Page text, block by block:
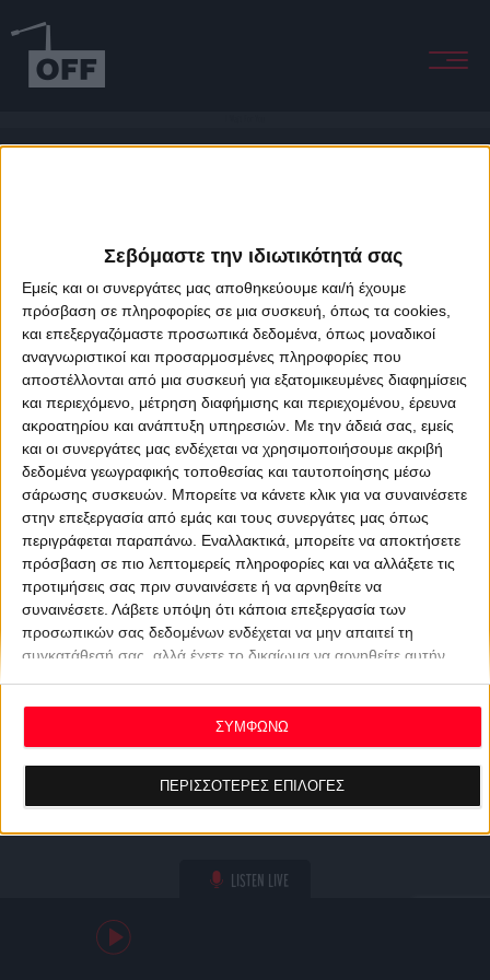
Σεβόμαστε την ιδιωτικότητά σας
Εμείς και οι συνεργάτες μας αποθηκεύουμε και/ή έχουμε
πρόσβαση σε πληροφορίες σε μια συσκευή, όπως τα cookies,
και επεξεργαζόμαστε προσωπικά δεδομένα, όπως μοναδικοί
αναγνωριστικοί και προσαρμοσμένες πληροφορίες που
αποστέλλονται από μια συσκευή για εξατομικευμένες διαφημίσεις
και περιεχόμενο, μέτρηση διαφήμισης και περιεχομένου, έρευνα
ακροατηρίου και ανάπτυξη υπηρεσιών. Με την άδειά σας, εμείς
και οι συνεργάτες μας ενδέχεται να χρησιμοποιήσουμε ακριβή
δεδομένα γεωγραφικής τοποθεσίας και ταυτοποίησης μέσω
σάρωσης συσκευών. Μπορείτε να κάνετε κλικ για να συναινέσετε
στην επεξεργασία από εμάς και τους συνεργάτες μας όπως
περιγράφεται παραπάνω. Εναλλακτικά, μπορείτε να αποκτήσετε
πρόσβαση σε πιο λεπτομερείς πληροφορίες και να αλλάξετε τις
προτιμήσεις σας πριν συναινέσετε ή να αρνηθείτε να
συναινέσετε. Λάβετε υπόψη ότι κάποια επεξεργασία των
προσωπικών σας δεδομένων ενδέχεται να μην απαιτεί τη
συγκατάθεσή σας, αλλά έχετε το δικαίωμα να αρνηθείτε αυτήν
ανακαλέσετε τη συγκατάθεσή σας ανά πάσα στιγμή
επιστρέφοντας σε αυτόν τον ιστότοπο και κάνοντας κλικ στο
κουμπί "Απορρήτου" στο κάτω μέρος της ιστοσελίδας.
ΠΕΡΙΣΣΟΤΕΡΕΣ ΕΠΙΛΟΓΕΣ
ΣΥΜΦΩΝΩ
LISTEN LIVE
About Offradio Business Class Terms & Conditions
Privacy Policy
Designed & developed byporcupine colors&Fotis Alexandrou